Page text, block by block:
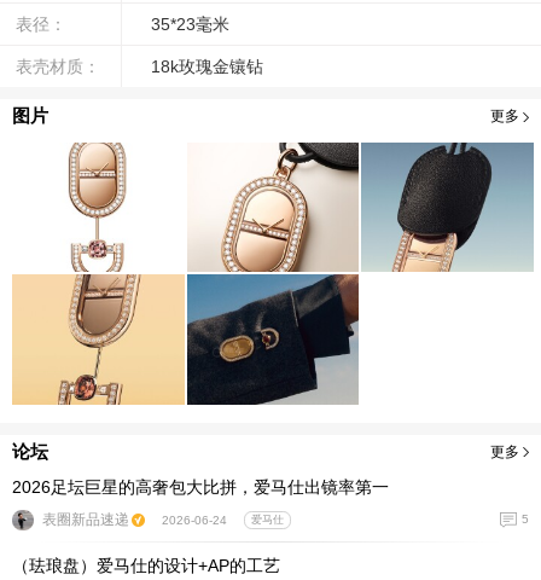
表径： 35*23毫米
表壳材质： 18k玫瑰金镶钻
图片 更多
论坛 更多
2026足坛巨星的高奢包大比拼，爱马仕出镜率第一
表圈新品速递 2026-06-24 爱马仕 5
（珐琅盘）爱马仕的设计+AP的工艺